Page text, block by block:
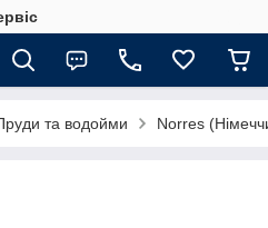
та водойми Norres